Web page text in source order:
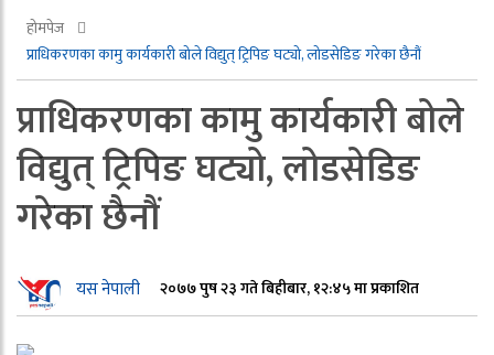
होमपेज
प्राधिकरणका कामु कार्यकारी बोले विद्युत् ट्रिपिङ घट्यो, लोडसेडिङ गरेका छैनौं
प्राधिकरणका कामु कार्यकारी बोले
विद्युत् ट्रिपिङ घट्यो, लोडसेडिङ
गरेका छैनौं
यस नेपाली २०७७ पुष २३ गते बिहीबार, १२:४५ मा प्रकाशित